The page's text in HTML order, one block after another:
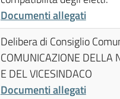
Documenti allegati
Delibera di Consiglio
COMUNICAZIONE DELLA
E DEL VICESINDACO
Documenti allegati